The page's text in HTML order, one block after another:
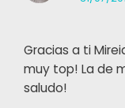
Gracias a ti
muy top! La de
saludo!